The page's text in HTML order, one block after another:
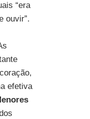
“era
ouvir”.
efetiva